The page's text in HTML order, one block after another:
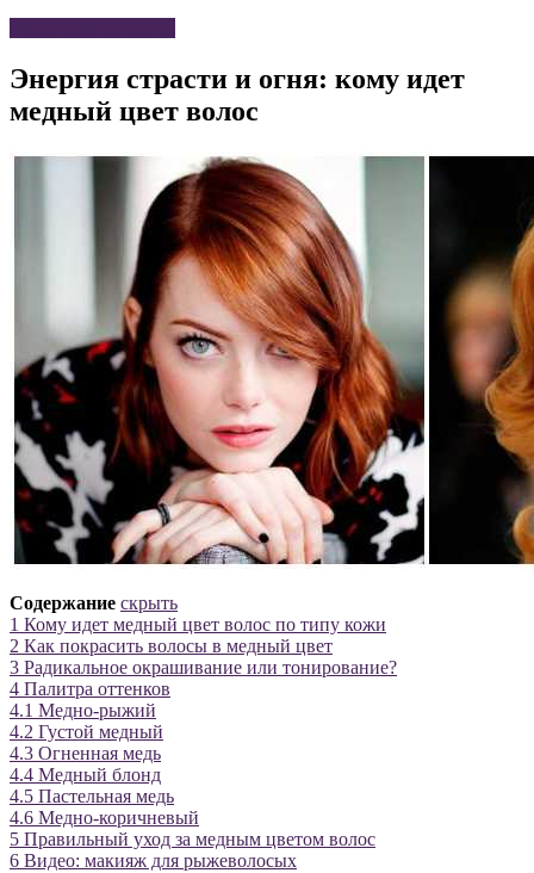
Энергия страсти и огня: кому идет
медный цвет волос
Содержание скрыть
1 Кому идет медный цвет волос по типу кожи
2 Как покрасить волосы в медный цвет
3 Радикальное окрашивание или тонирование?
4 Палитра оттенков
4.1 Медно-рыжий
4.2 Густой медный
4.3 Огненная медь
4.4 Медный блонд
4.5 Пастельная медь
4.6 Медно-коричневый
5 Правильный уход за медным цветом волос
6 Видео: макияж для рыжеволосых